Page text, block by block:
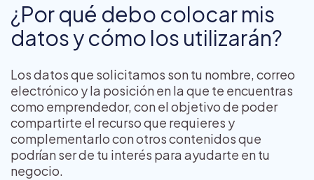
¿Por qué debo colocar mis
datos y cómo los utilizarán?
Los datos que solicitamos son tu nombre, correo
electrónico y la posición en la que te encuentras
como emprendedor, con el objetivo de poder
compartirte el recurso que requieres y
complementarlo con otros contenidos que
podrían ser de tu interés para ayudarte en tu
negocio.